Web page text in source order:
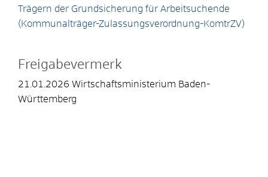
Trägern der Grundsicherung für Arbeitsuchende
(Kommunalträger-Zulassungsverordnung-KomtrZV)
Freigabevermerk
21.01.2026 Wirtschaftsministerium Baden-
Württemberg